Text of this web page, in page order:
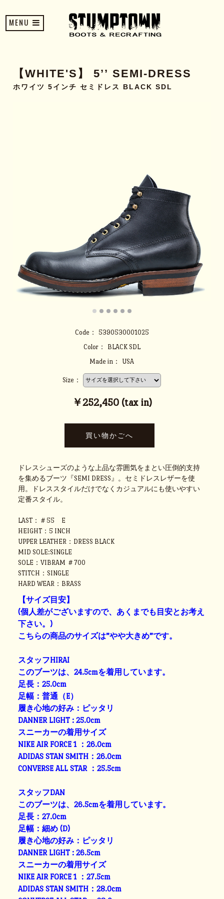
MENU
【WHITE'S】 5’’ SEMI-DRESS
ホワイツ 5インチ セミドレス BLACK SDL
Code：
5390530001025
Color：
BLACK SDL
Made in：
USA
Size：
￥252,450 (tax in)
ドレスシューズのような上品な雰囲気をまとい圧倒的支持
を集めるブーツ『SEMI DRESS』。セミドレスレザーを使
用。ドレススタイルだけでなくカジュアルにも使いやすい
定番スタイル。
LAST：＃55 E
HEIGHT：5 INCH
UPPER LEATHER：DRESS BLACK
MID SOLE:SINGLE
SOLE：VIBRAM ＃700
STITCH：SINGLE
HARD WEAR：BRASS
【サイズ目安】
(個人差がございますので、あくまでも目安とお考え
下さい。)
こちらの商品のサイズは”やや大きめ”です。
スタッフHIRAI
このブーツは、24.5cmを着用しています。
足長：25.0cm
足幅：普通（E）
履き心地の好み：ピッタリ
DANNER LIGHT : 25.0cm
スニーカーの着用サイズ
NIKE AIR FORCE 1 ：26.0cm
ADIDAS STAN SMITH：26.0cm
CONVERSE ALL STAR ：25.5cm
スタッフDAN
このブーツは、26.5cmを着用しています。
足長：27.0cm
足幅：細め (D)
履き心地の好み：ピッタリ
DANNER LIGHT : 26.5cm
スニーカーの着用サイズ
NIKE AIR FORCE 1 ：27.5cm
ADIDAS STAN SMITH：28.0cm